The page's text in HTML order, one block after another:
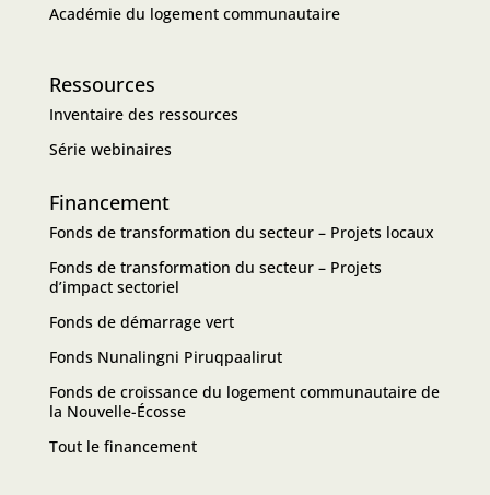
Académie du logement communautaire
Ressources
Inventaire des ressources
Série webinaires
Financement
Fonds de transformation du secteur – Projets locaux
Fonds de transformation du secteur – Projets
d’impact sectoriel
Fonds de démarrage vert
Fonds Nunalingni Piruqpaalirut
Fonds de croissance du logement communautaire de
la Nouvelle-Écosse
Tout le financement